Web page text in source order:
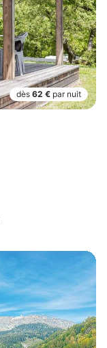
dès 62 € par nuit